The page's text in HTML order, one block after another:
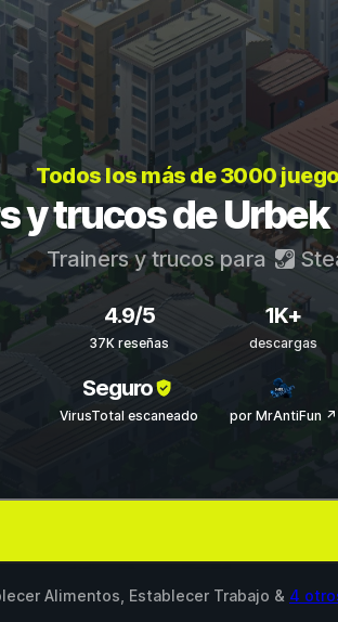
Todos los más de 3000
y trucos de
Trainers y trucos para
4.9/5
37K reseñas
1K+
descargas
Seguro
VirusTotal escaneado por MrAntiFun ↗
Alimentos, Establecer Trabajo & 4